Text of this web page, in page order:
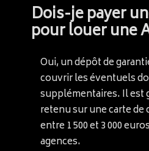
Dois-je payer
pour louer une
Oui, un dépôt de
couvrir les éventuels
supplémentaires. Il est
retenu sur une carte
entre 1 500 et 3 000
agences.